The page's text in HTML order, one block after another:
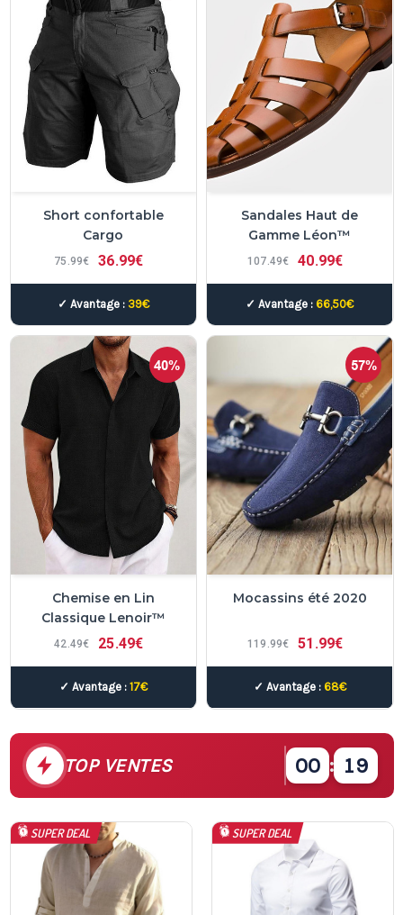
Short confortable
Cargo
75 99€ 36 99€
✓ Avantage : 39€
Sandales Haut de
Gamme Léon™
107 49€ 40 99€
✓ Avantage : 66,50€
40%
Chemise en Lin
Classique Lenoir™
42 49€ 25 49€
✓ Avantage : 17€
57%
Mocassins été 2020
119 99€ 51 99€
✓ Avantage : 68€
TOP VENTES 00 : 22
SUPER DEAL SUPER DEAL